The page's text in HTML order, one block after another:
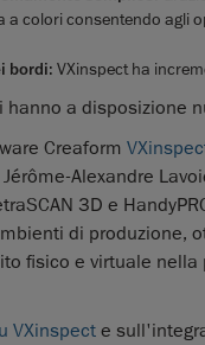
a colori consentendo agli
bordi: VXinspect ha
hanno a
Creaform
Alexandre
3D e
di produzione,
fisico e virtuale
VXinspect e